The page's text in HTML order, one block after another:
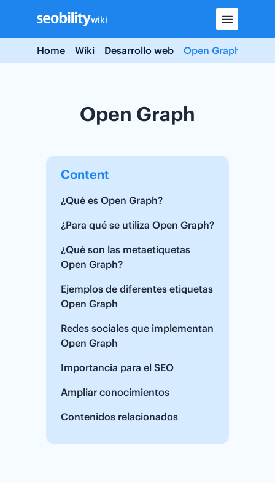
content
wiki
Home Wiki Desarrollo web Open Graph
Open Graph
Content
¿Qué es Open Graph?
¿Para qué se utiliza Open Graph?
¿Qué son las metaetiquetas
Open Graph?
Ejemplos de diferentes etiquetas
Open Graph
Redes sociales que implementan
Open Graph
Importancia para el SEO
Ampliar conocimientos
Contenidos relacionados